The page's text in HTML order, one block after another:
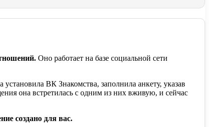
Оно работает на базе социальной сети
ВК Знакомства, заполнила анкету, указав
она встретилась с одним из них вживую, и сейчас
создано для вас.